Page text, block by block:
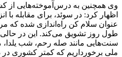
وی همچنین به درس‌آموخته‌هایی از
اظهار کرد: در سوئد، برای مقابله با
عنوان سلام کن راه‌اندازی شده که
طول روز تشویق می‌کند. این در
سنت‌هایی مانند صله رحم، شب
ملی برخورداریم که کمتر کشوری در